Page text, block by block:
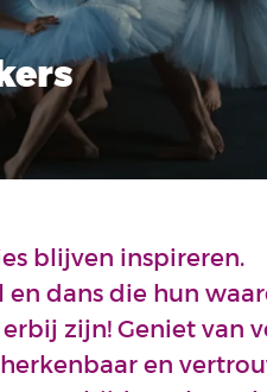
blijven inspireren.
dans die hun
zijn! Geniet van
en